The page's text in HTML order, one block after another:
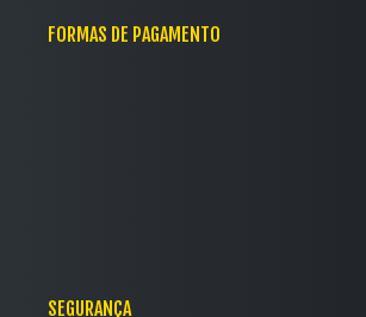
FORMAS DE PAGAMENTO
SEGURANÇA